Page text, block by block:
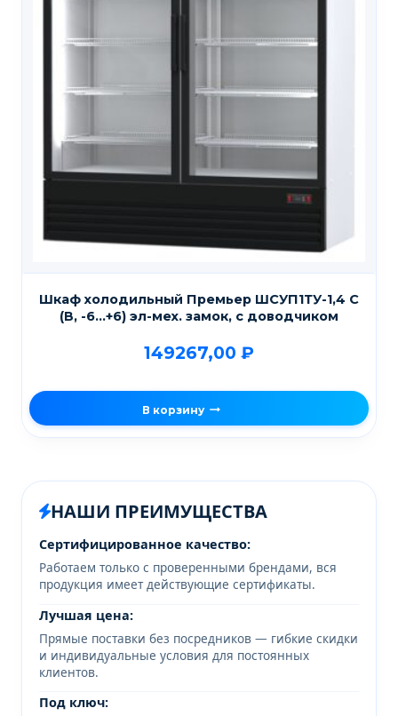
Шкаф холодильный Премьер ШСУП1ТУ-1,4 С
(В, -6…+6) эл-мех. замок, с доводчиком
149267,00 ₽
В корзину
НАШИ ПРЕИМУЩЕСТВА
Сертифицированное качество:
Работаем только с проверенными брендами, вся
продукция имеет действующие сертификаты.
Лучшая цена:
Прямые поставки без посредников — гибкие скидки
и индивидуальные условия для постоянных
клиентов.
Под ключ: